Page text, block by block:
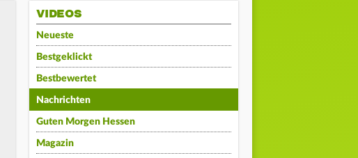
VIDEOS
Neueste
Bestgeklickt
Bestbewertet
Nachrichten
Guten Morgen Hessen
Magazin